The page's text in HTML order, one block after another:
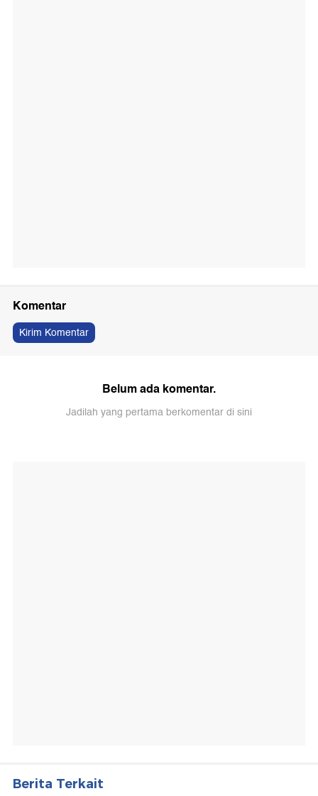
Komentar
Kirim Komentar
Belum ada komentar.
Jadilah yang pertama berkomentar di sini
Berita Terkait